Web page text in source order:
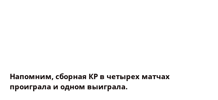
Напомним, сборная КР в четырех матчах
проиграла и одном выиграла.